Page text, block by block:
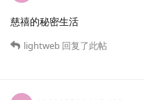
慈禧的秘密生活
lightweb 回复了此帖